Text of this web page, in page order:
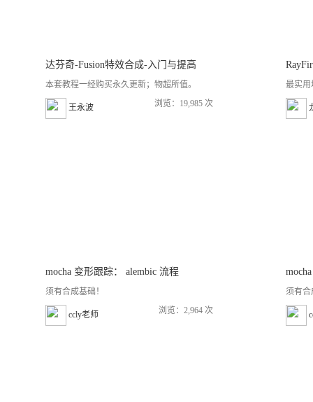
达芬奇-Fusion特效合成-入门与提高
本套教程一经购买永久更新；物超所值。
王永波 浏览：19,985 次
最实用
mocha 变形跟踪： alembic 流程
须有合成基础！
ccly老师 浏览：2,964 次
须有合